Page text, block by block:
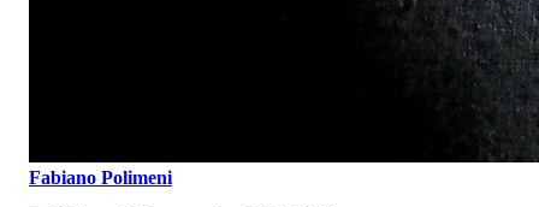
Fabiano Polimeni